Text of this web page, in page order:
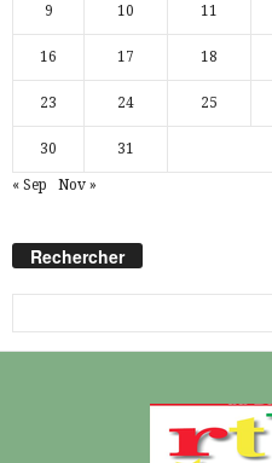
9 10 11
16 17 18
23 24 25
30 31
« Sep Nov »
Rechercher